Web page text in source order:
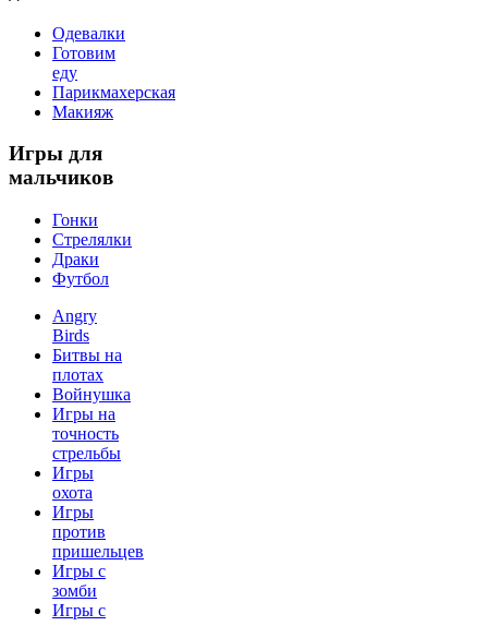
Одевалки
Готовим
еду
Парикмахерская
Макияж
Игры для
мальчиков
Гонки
Стрелялки
Драки
Футбол
Angry
Birds
Битвы на
плотах
Войнушка
Игры на
точность
стрельбы
Игры
охота
Игры
против
пришельцев
Игры с
зомби
Игры с